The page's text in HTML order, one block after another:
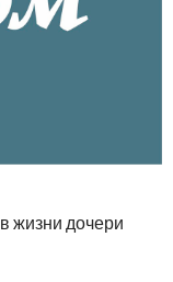
жизни дочери